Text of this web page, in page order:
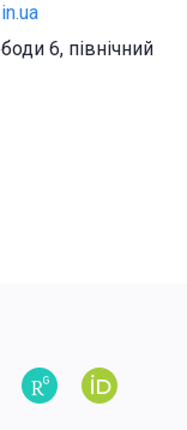
6, північний